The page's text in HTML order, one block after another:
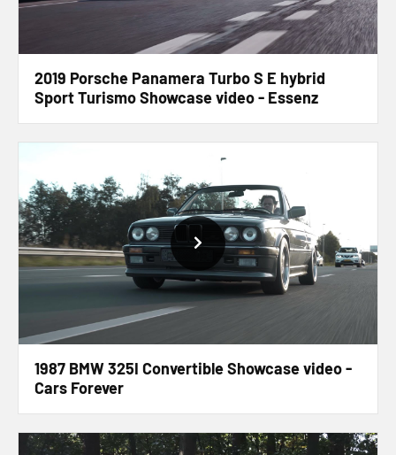
2019 Porsche Panamera Turbo S E hybrid
Sport Turismo Showcase video - Essenz
1987 BMW 325I Convertible Showcase video -
Cars Forever